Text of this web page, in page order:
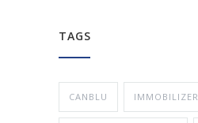
TAGS
CANBLU IMMOBILIZER